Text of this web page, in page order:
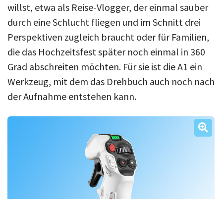
willst, etwa als Reise-Vlogger, der einmal sauber
durch eine Schlucht fliegen und im Schnitt drei
Perspektiven zugleich braucht oder für Familien,
die das Hochzeitsfest später noch einmal in 360
Grad abschreiten möchten. Für sie ist die A1 ein
Werkzeug, mit dem das Drehbuch auch noch nach
der Aufnahme entstehen kann.